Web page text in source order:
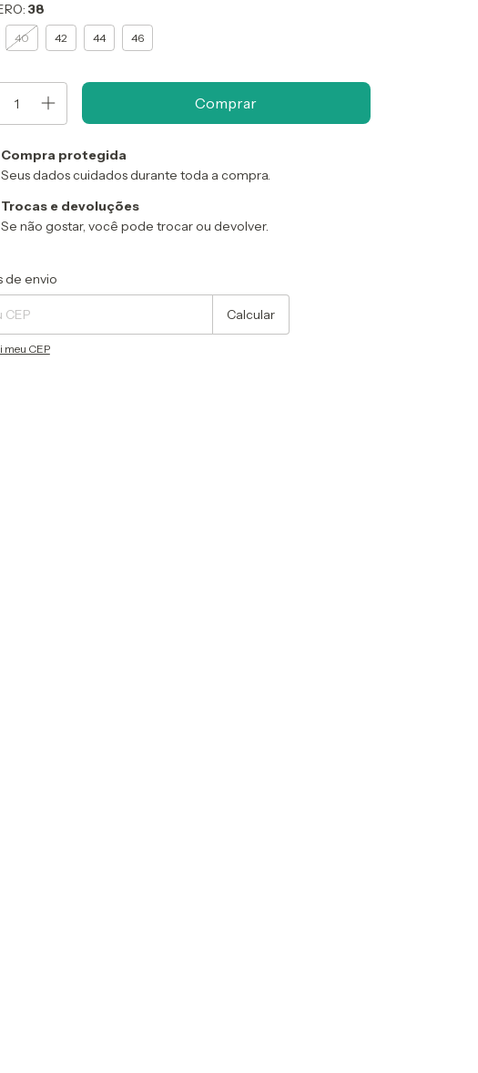
38
40 42 44 46
Compra protegida
Seus dados cuidados durante toda a compra.
Trocas e devoluções
Se não gostar, você pode trocar ou devolver.
para o CEP:
de envio
Calcular
meu CEP